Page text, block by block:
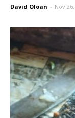
David Oloan - Nov